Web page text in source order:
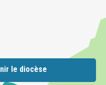
le diocèse